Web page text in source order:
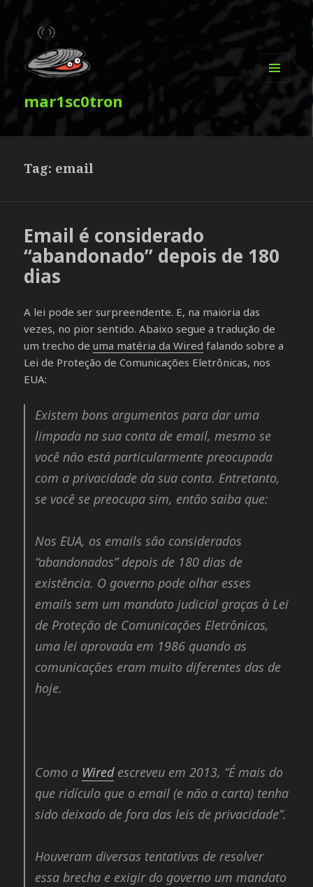
mar1sc0tron
Tag: email
Email é considerado
“abandonado” depois de 180
dias
A lei pode ser surpreendente. E, na maioria das
vezes, no pior sentido. Abaixo segue a tradução de
um trecho deuma matéria da Wired falando sobre a
Lei de Proteção de Comunicações Eletrônicas, nos
EUA:
Existem bons argumentos para dar uma
limpada na sua conta de email, mesmo se
você não está particularmente preocupada
com a privacidade da sua conta. Entretanto,
se você se preocupa sim, então saiba que:
Nos EUA, os emails são considerados
“abandonados” depois de 180 dias de
existência. O governo pode olhar esses
emails sem um mandato judicial graças à Lei
de Proteção de Comunicações Eletrônicas,
uma lei aprovada em 1986 quando as
comunicações eram muito diferentes das de
hoje.
Como a Wiredescreveu em 2013, “É mais do
que ridículo que o email (e não a carta) tenha
sido deixado de fora das leis de privacidade”.
Houveram diversas tentativas de resolver
essa brecha e exigir do governo um mandato